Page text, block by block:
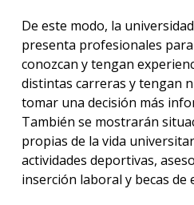
De este modo, la
presenta profesionales
conozcan y tengan
distintas carreras y tengan
tomar una decisión más
También se mostrarán
propias de la vida
actividades deportivas,
inserción laboral y becas de